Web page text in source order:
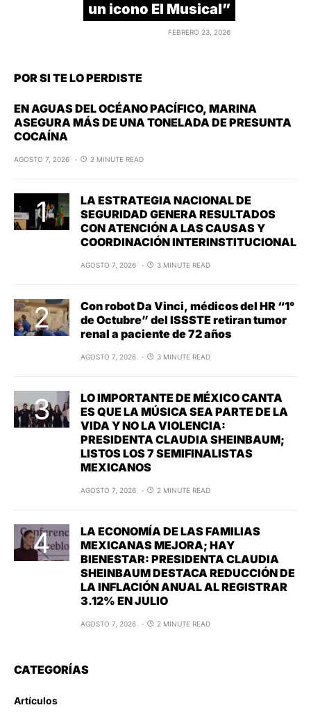
un icono El Musical”
FEBRERO 23, 2026
POR SI TE LO PERDISTE
EN AGUAS DEL OCÉANO PACÍFICO, MARINA
ASEGURA MÁS DE UNA TONELADA DE PRESUNTA
COCAÍNA
AGOSTO 7, 2026 2 MINUTE READ
LA ESTRATEGIA NACIONAL DE
SEGURIDAD GENERA RESULTADOS
CON ATENCIÓN A LAS CAUSAS Y
COORDINACIÓN INTERINSTITUCIONAL
AGOSTO 7, 2026 3 MINUTE READ
Con robot Da Vinci, médicos del HR “1°
de Octubre” del ISSSTE retiran tumor
renal a paciente de 72 años
AGOSTO 7, 2026 3 MINUTE READ
LO IMPORTANTE DE MÉXICO CANTA
ES QUE LA MÚSICA SEA PARTE DE LA
VIDA Y NO LA VIOLENCIA:
PRESIDENTA CLAUDIA SHEINBAUM;
LISTOS LOS 7 SEMIFINALISTAS
MEXICANOS
AGOSTO 7, 2026 2 MINUTE READ
LA ECONOMÍA DE LAS FAMILIAS
MEXICANAS MEJORA; HAY
BIENESTAR: PRESIDENTA CLAUDIA
SHEINBAUM DESTACA REDUCCIÓN DE
LA INFLACIÓN ANUAL AL REGISTRAR
3.12% EN JULIO
AGOSTO 7, 2026 2 MINUTE READ
CATEGORÍAS
Artículos